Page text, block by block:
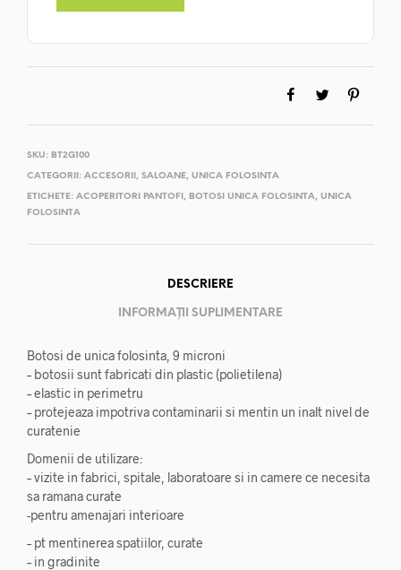
SKU: BT2G100
CATEGORII: ACCESORII , SALOANE, UNICA FOLOSINTA
ETICHETE: ACOPERITORI PANTOFI , BOTOSI UNICA FOLOSINTA, UNICA
FOLOSINTA
DESCRIERE
INFORMAȚII SUPLIMENTARE
Botosi de unica folosinta, 9 microni
– botosii sunt fabricati din plastic (polietilena)
– elastic in perimetru
– protejeaza impotriva contaminarii si mentin un inalt nivel de
curatenie
Domenii de utilizare:
– vizite in fabrici, spitale, laboratoare si in camere ce necesita
sa ramana curate
-pentru amenajari interioare
– pt mentinerea spatiilor, curate
– in gradinite